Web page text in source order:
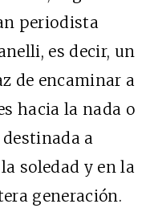
periodista
es decir, un
de encaminar a
hacia la nada o
a
soledad y en la
generación.